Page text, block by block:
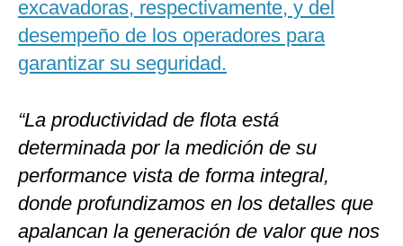
excavadoras, respectivamente, y del
desempeño de los operadores para
garantizar su seguridad.
“La productividad de flota está
determinada por la medición de su
performance vista de forma integral,
donde profundizamos en los detalles que
apalancan la generación de valor que nos